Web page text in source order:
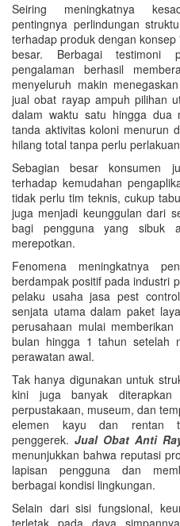
Seiring meningkatnya
pentingnya perlindungan
terhadap produk dengan
besar. Berbagai testimoni
pengalaman berhasil
menyeluruh makin
jual obat rayap ampuh pilihan
dalam waktu satu hingga dua
tanda aktivitas koloni menurun
hilang total tanpa perlu
Sebagian besar konsumen
terhadap kemudahan
tidak perlu tim teknis, cukup
juga menjadi keunggulan dari
bagi pengguna yang sibuk
merepotkan.
Fenomena meningkatnya
berdampak positif pada industri
pelaku usaha jasa pest
senjata utama dalam paket
perusahaan mulai
bulan hingga 1 tahun setelah
perawatan awal.
Tak hanya digunakan untuk
kini juga banyak
perpustakaan, museum, dan
elemen kayu dan rentan
penggerek. Jual Obat Anti
menunjukkan bahwa reputasi
lapisan pengguna dan
berbagai kondisi lingkungan.
Selain dari sisi fungsional,
terletak pada daya